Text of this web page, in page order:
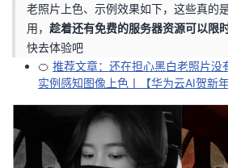
老照片上色、示例效果如下，这些真的
用， 趁着还有免费的服务器资源可以限
快去体验吧
🍊 推荐文章：还在担心黑白老照片
实例感知图像上色丨【华为云AI贺新年